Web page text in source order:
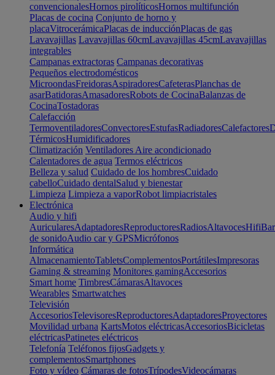
convencionalesHornos pirolíticosHornos multifunción
Placas de cocina Conjunto de horno y
placaVitrocerámicaPlacas de inducciónPlacas de gas
Lavavajillas Lavavajillas 60cmLavavajillas 45cmLavavajillas
integrables
Campanas extractoras Campanas decorativas
Pequeños electrodomésticos
MicroondasFreidorasAspiradoresCafeterasPlanchas de
asarBatidorasAmasadoresRobots de CocinaBalanzas de
CocinaTostadoras
Calefacción
TermoventiladoresConvectoresEstufasRadiadoresCalefactores
TérmicosHumidificadores
Climatización Ventiladores Aire acondicionado
Calentadores de agua Termos eléctricos
Belleza y salud Cuidado de los hombresCuidado
cabelloCuidado dentalSalud y bienestar
Limpieza Limpieza a vaporRobot limpiacristales
Electrónica
Audio y hifi
AuricularesAdaptadoresReproductoresRadiosAltavocesHifi
de sonidoAudio car y GPSMicrófonos
Informática
AlmacenamientoTabletsComplementosPortátilesImpresoras
Gaming & streaming Monitores gamingAccesorios
Smart home TimbresCámarasAltavoces
Wearables Smartwatches
Televisión
AccesoriosTelevisoresReproductoresAdaptadoresProyectores
Movilidad urbana KartsMotos eléctricasAccesoriosBicicletas
eléctricasPatinetes eléctricos
Telefonía Teléfonos fijosGadgets y
complementosSmartphones
Foto y vídeo Cámaras de fotosTrípodesVideocámaras